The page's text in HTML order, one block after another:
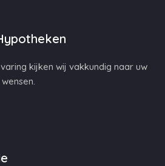
kijken wij vakkundig naar uw